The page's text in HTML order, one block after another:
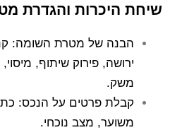
שיחת היכרות והגדרת
הבנה של מטרת השומה:
ירושה, פירוק שיתוף,
משק.
קבלת פרטים על הנכס:
משוער, מצב נוכחי.